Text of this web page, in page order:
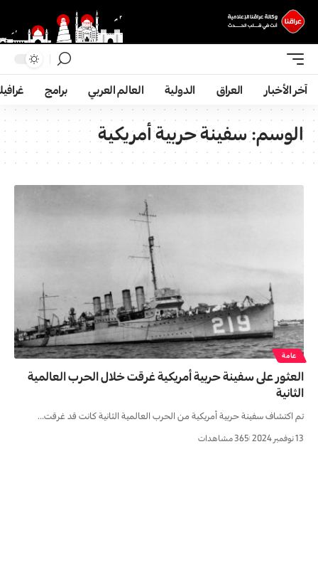
آخر الأخبار العراق الدولية العالم العربي برامج
الوسم:سفينة حربية أمريكية
عامة
العثور على سفينة حربية أمريكية غرقت خلال الحرب العالمية
الثانية
تم اكتشاف سفينة حربية أمريكية من الحرب العالمية الثانية كانت قد غرقت…
13 نوفمبر 2024 365 مشاهدات